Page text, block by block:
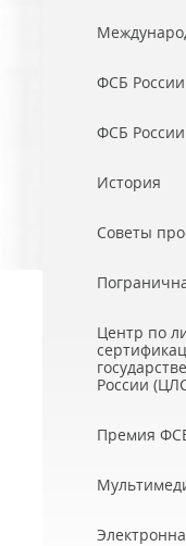
ФСБ
ФСБ
История
Советы
Центр по
России
Премия